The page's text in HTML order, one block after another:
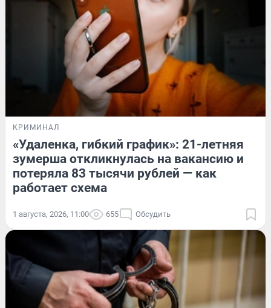
КРИМИНАЛ
«Удаленка, гибкий график»: 21-летняя
зумерша откликнулась на вакансию и
потеряла 83 тысячи рублей — как
работает схема
1 августа, 2026, 11:00 655 Обсудить